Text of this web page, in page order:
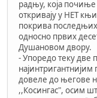
радњу, која
откривају у НЕТ
покрива
односно првих
Душановом двору.
- Упоредо теку
довеле до његове
,,Косингас", осим